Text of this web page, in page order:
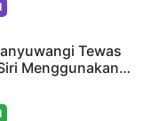
Tewas
Menggunakan…